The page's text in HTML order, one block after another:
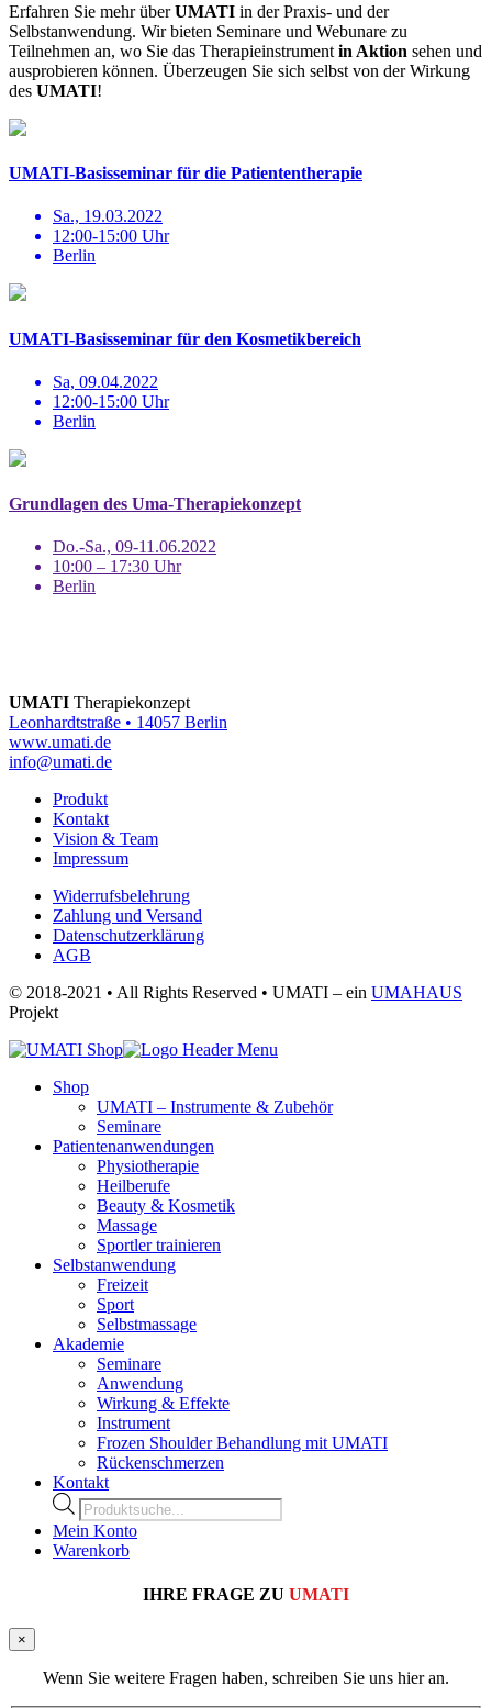
Erfahren Sie mehr überUMATI in der Praxis- und der
Selbstanwendung. Wir bieten Seminare und Webunare zu
Teilnehmen an, wo Sie das Therapieinstrument in Aktion sehen und
ausprobieren können. Überzeugen Sie sich selbst von der Wirkung
des UMATI!
UMATI-Basisseminar für die Patiententherapie
Sa., 19.03.2022
12:00-15:00 Uhr
Berlin
UMATI-Basisseminar für den Kosmetikbereich
Sa, 09.04.2022
12:00-15:00 Uhr
Berlin
Grundlagen des Uma-Therapiekonzept
Do.-Sa., 09-11.06.2022
10:00 – 17:30 Uhr
Berlin
UMATI Therapiekonzept
Leonhardtstraße • 14057 Berlin
www.umati.de
info@umati.de
Produkt
Kontakt
Vision & Team
Impressum
Widerrufsbelehrung
Zahlung und Versand
Datenschutzerklärung
AGB
© 2018-2021 • All Rights Reserved • UMATI – ein UMAHAUS
Projekt
Shop
UMATI – Instrumente & Zubehör
Seminare
Patientenanwendungen
Physiotherapie
Heilberufe
Beauty & Kosmetik
Massage
Sportler trainieren
Selbstanwendung
Freizeit
Sport
Selbstmassage
Akademie
Seminare
Anwendung
Wirkung & Effekte
Instrument
Frozen Shoulder Behandlung mit UMATI
Rückenschmerzen
Kontakt
Products
search
Mein Konto
Warenkorb
IHRE FRAGE ZU UMATI
×
Wenn Sie weitere Fragen haben, schreiben Sie uns hier an.